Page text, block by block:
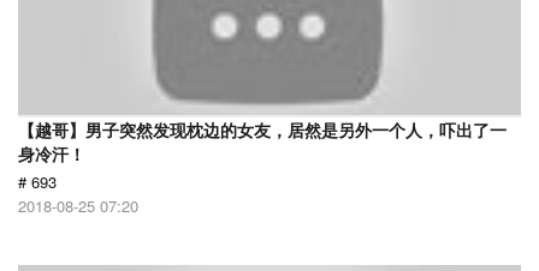
【越哥】男子突然发现枕边的女友，居然是另外一个人，吓出了一
身冷汗！
# 693
2018-08-25 07:20